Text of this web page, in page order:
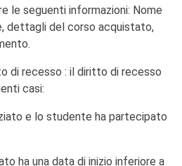
le seguenti informazioni: Nome
dettagli del corso acquistato,
di recesso : il diritto di recesso
casi:
e lo studente ha partecipato
ha una data di inizio inferiore a